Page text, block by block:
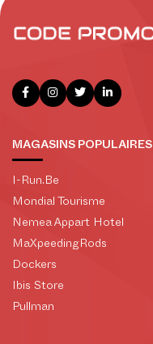
MAGASINS POPULAIRES
I-Run.Be
Mondial Tourisme
Nemea Appart Hotel
MaXpeedingRods
Dockers
Ibis Store
Pullman